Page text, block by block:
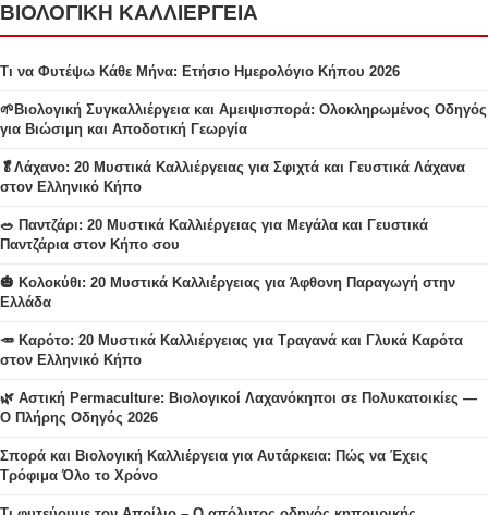
ΒΙΟΛΟΓΙΚΗ ΚΑΛΛΙΕΡΓΕΙΑ
Τι να Φυτέψω Κάθε Μήνα: Ετήσιο Ημερολόγιο Κήπου 2026
🌱Βιολογική Συγκαλλιέργεια και Αμειψισπορά: Ολοκληρωμένος Οδηγός
για Βιώσιμη και Αποδοτική Γεωργία
🥬Λάχανο: 20 Μυστικά Καλλιέργειας για Σφιχτά και Γευστικά Λάχανα
στον Ελληνικό Κήπο
🥗 Παντζάρι: 20 Μυστικά Καλλιέργειας για Μεγάλα και Γευστικά
Παντζάρια στον Κήπο σου
🎃 Κολοκύθι: 20 Μυστικά Καλλιέργειας για Άφθονη Παραγωγή στην
Ελλάδα
🥕 Καρότο: 20 Μυστικά Καλλιέργειας για Τραγανά και Γλυκά Καρότα
στον Ελληνικό Κήπο
🌿 Αστική Permaculture: Βιολογικοί Λαχανόκηποι σε Πολυκατοικίες —
Ο Πλήρης Οδηγός 2026
Σπορά και Βιολογική Καλλιέργεια για Αυτάρκεια: Πώς να Έχεις
Τρόφιμα Όλο το Χρόνο